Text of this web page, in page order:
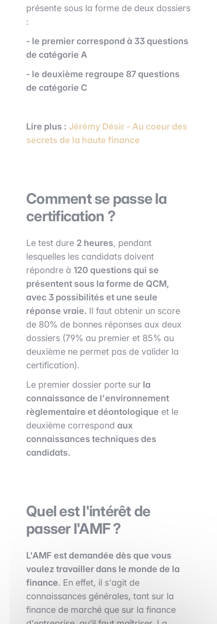
présente sous la forme de deux dossiers
:
- le premier correspond à 33 questions
de catégorie A
- le deuxième regroupe 87 questions
de catégorie C
Lire plus : Jérémy Désir - Au coeur des
secrets de la haute finance
Comment se passe la
certification ?
Le test dure 2 heures, pendant
lesquelles les candidats doivent
répondre à 120 questions qui se
présentent sous la forme de QCM,
avec 3 possibilités et une seule
réponse vraie. Il faut obtenir un score
de 80% de bonnes réponses aux deux
dossiers (79% au premier et 85% au
deuxième ne permet pas de valider la
certification).
Le premier dossier porte sur la
connaissance de l'environnement
règlementaire et déontologique et le
deuxième correspond aux
connaissances techniques des
candidats.
Quel est l'intérêt de
passer l'AMF ?
L'AMF est demandée dès que vous
voulez travailler dans le monde de la
finance. En effet, il s'agit de
connaissances générales, tant sur la
finance de marché que sur la finance